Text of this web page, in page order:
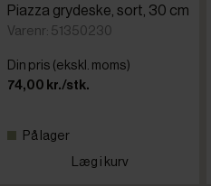
Piazza grydeske, sort, 30 cm
Varenr: 51350230
Din pris (ekskl. moms)
74,00 kr./stk.
På lager
Læg i kurv